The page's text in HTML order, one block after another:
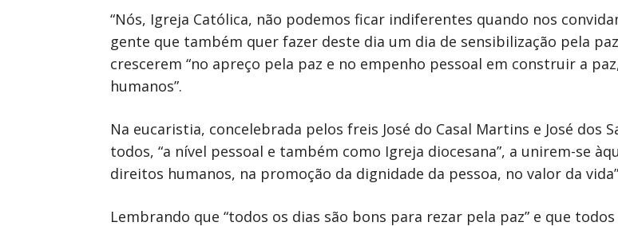
“Nós, Igreja Católica, não podemos ficar indiferentes quando nos
gente que também quer fazer deste dia um dia de sensibilização pela
crescerem “no apreço pela paz e no empenho pessoal em construir a
humanos”.
Na eucaristia, concelebrada pelos freis José do Casal Martins e José
todos, “a nível pessoal e também como Igreja diocesana”, a unirem-se
direitos humanos, na promoção da dignidade da pessoa, no valor da
Lembrando que “todos os dias são bons para rezar pela paz” e que